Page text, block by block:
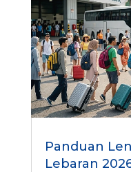
Panduan
Lebaran